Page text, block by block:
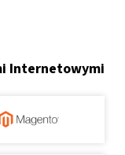
Internetowymi